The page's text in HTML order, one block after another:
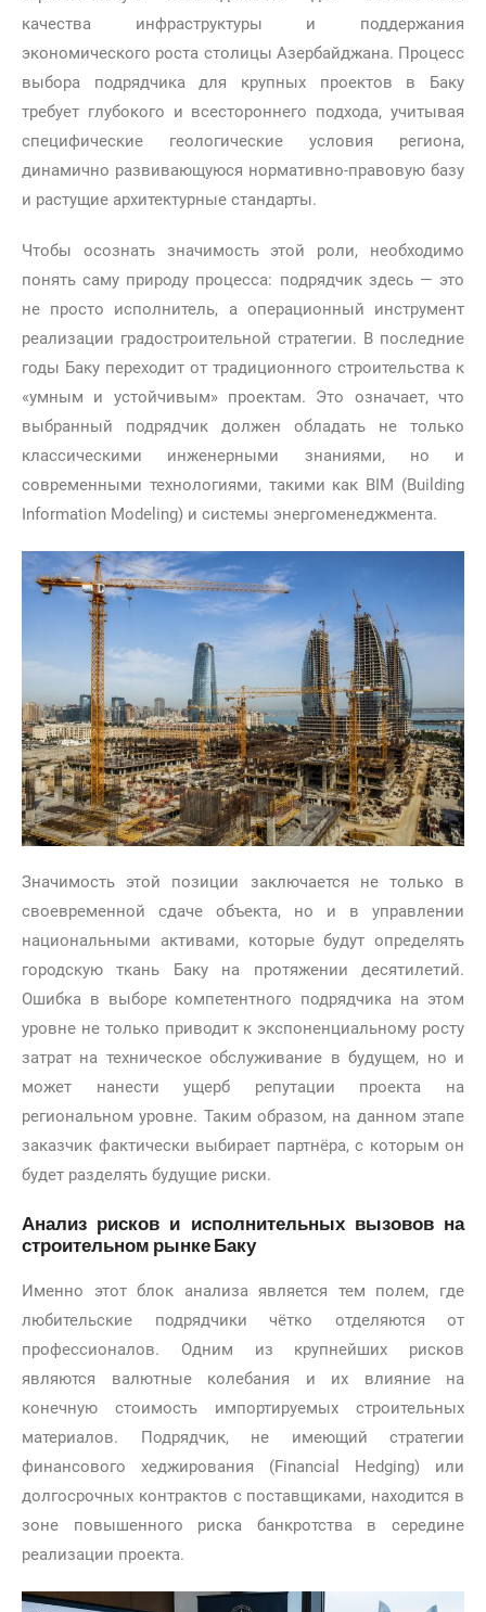
качества инфраструктуры и поддержания
экономического роста столицы Азербайджана. Процесс
выбора подрядчика для крупных проектов в Баку
требует глубокого и всестороннего подхода, учитывая
специфические геологические условия региона,
динамично развивающуюся нормативно-правовую базу
и растущие архитектурные стандарты.
Чтобы осознать значимость этой роли, необходимо
понять саму природу процесса: подрядчик здесь — это
не просто исполнитель, а операционный инструмент
реализации градостроительной стратегии. В последние
годы Баку переходит от традиционного строительства к
«умным и устойчивым» проектам. Это означает, что
выбранный подрядчик должен обладать не только
классическими инженерными знаниями, но и
современными технологиями, такими как BIM (Building
Information Modeling) и системы энергоменеджмента.
Значимость этой позиции заключается не только в
своевременной сдаче объекта, но и в управлении
национальными активами, которые будут определять
городскую ткань Баку на протяжении десятилетий.
Ошибка в выборе компетентного подрядчика на этом
уровне не только приводит к экспоненциальному росту
затрат на техническое обслуживание в будущем, но и
может нанести ущерб репутации проекта на
региональном уровне. Таким образом, на данном этапе
заказчик фактически выбирает партнёра, с которым он
будет разделять будущие риски.
Анализ рисков и исполнительных вызовов на
строительном рынке Баку
Именно этот блок анализа является тем полем, где
любительские подрядчики чётко отделяются от
профессионалов. Одним из крупнейших рисков
являются валютные колебания и их влияние на
конечную стоимость импортируемых строительных
материалов. Подрядчик, не имеющий стратегии
финансового хеджирования (Financial Hedging) или
долгосрочных контрактов с поставщиками, находится в
зоне повышенного риска банкротства в середине
реализации проекта.